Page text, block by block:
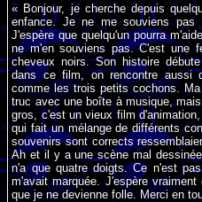
« Bonjour, je cherche depuis
enfance. Je ne me souviens
J'espère que quelqu'un pourra
ne m'en souviens pas. C'est une
cheveux noirs. Son histoire
dans ce film, on rencontre aussi
comme les trois petits cochons.
truc avec une boîte à musique,
gros, c'est un vieux film
qui fait un mélange de différents
souvenirs sont corrects
Ah et il y a une scène mal
n'a que quatre doigts. Ce n'est
m'avait marquée. J'espère
que je ne devienne folle. Merci en